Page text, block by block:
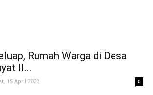
Rumah Warga di Desa
II...
15 April 2022 0